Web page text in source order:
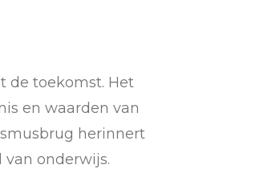
de toekomst. Het
en waarden van
herinnert
onderwijs.